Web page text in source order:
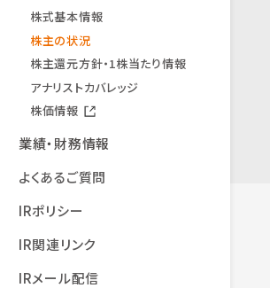
株式基本情報
株主の状況
株主還元方針・1株当たり情報
アナリストカバレッジ
株価情報
業績・財務情報
よくあるご質問
IRポリシー
IR関連リンク
IRメール配信